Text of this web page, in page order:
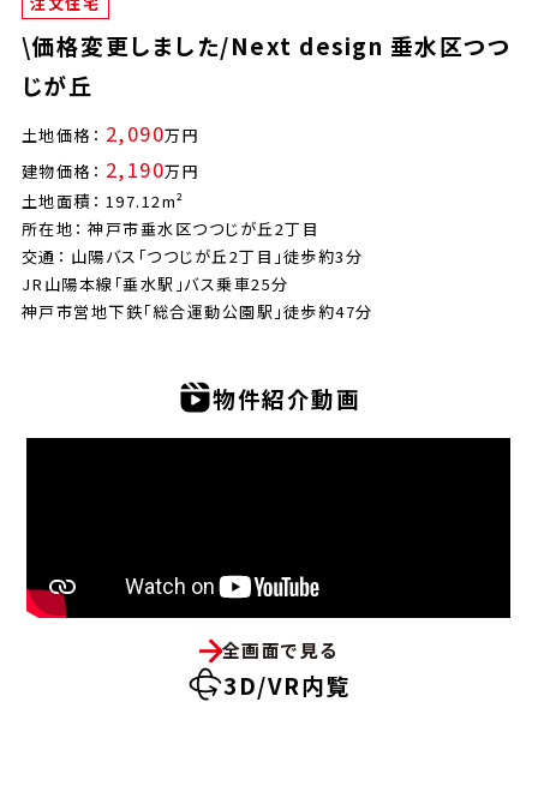
\価格変更しました/Next design 垂水区つつ
じが丘
土地価格： 2,090万円
建物価格： 2,190万円
土地面積： 197.12m²
所在地： 神戸市垂水区つつじが丘2丁目
交通： 山陽バス「つつじが丘2丁目」徒歩約3分
JR山陽本線「垂水駅」バス乗車25分
神戸市営地下鉄「総合運動公園駅」徒歩約47分
物件紹介動画
全画面で見る
3D/VR内覧